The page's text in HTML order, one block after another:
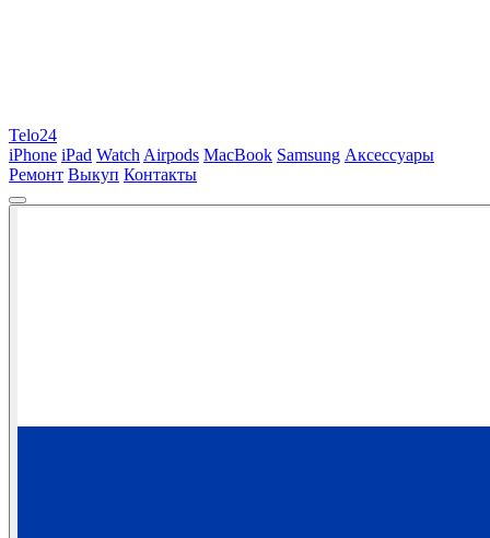
Telo24
iPhone iPad Watch Airpods MacBook Samsung Аксессуары
Ремонт Выкуп Контакты